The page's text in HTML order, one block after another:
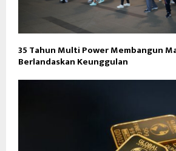
35 Tahun Multi Power Membangun
Berlandaskan Keunggulan